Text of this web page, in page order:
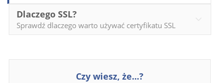
Dlaczego SSL?
Sprawdź dlaczego warto używać certyfikatu SSL
Czy wiesz, że...?